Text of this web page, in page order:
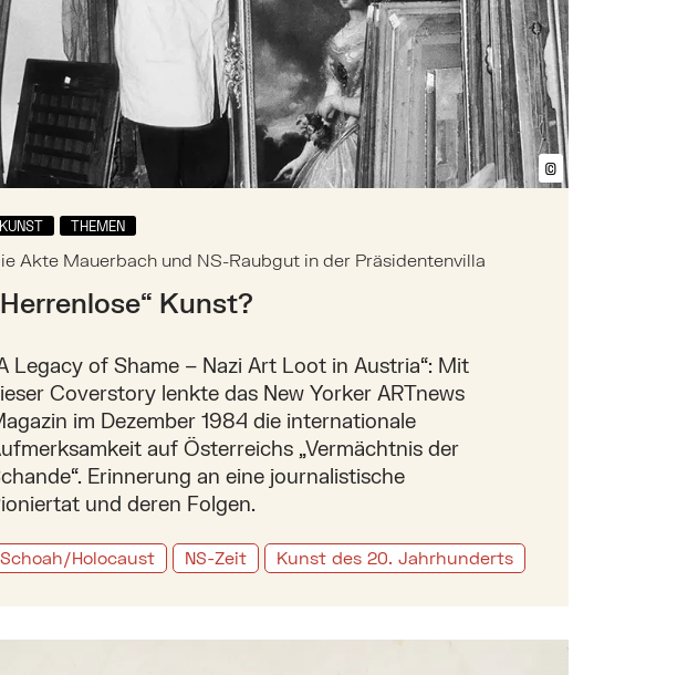
ausblenden
© Bildtext
KUNST THEMEN
Akte Mauerbach und NS-Raubgut in der Präsidentenvilla
Kunst?
Legacy of Shame – Nazi Art Loot in Austria“: Mit
Coverstory lenkte das New Yorker ARTnews
im Dezember 1984 die internationale
auf Österreichs „Vermächtnis der
Erinnerung an eine journalistische
und deren Folgen.
Schoah/Holocaust NS-Zeit Kunst des 20. Jahrhunderts
zu: Zwei Bücher zur jüdischen und zur sozialdemokratischen Geschichte